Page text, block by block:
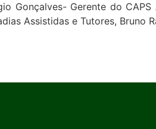
Gonçalves- Gerente do
Assistidas e Tutores, Bruno